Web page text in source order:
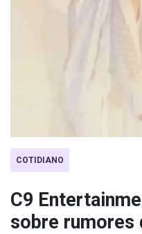
COTIDIANO
C9
sobre rumores